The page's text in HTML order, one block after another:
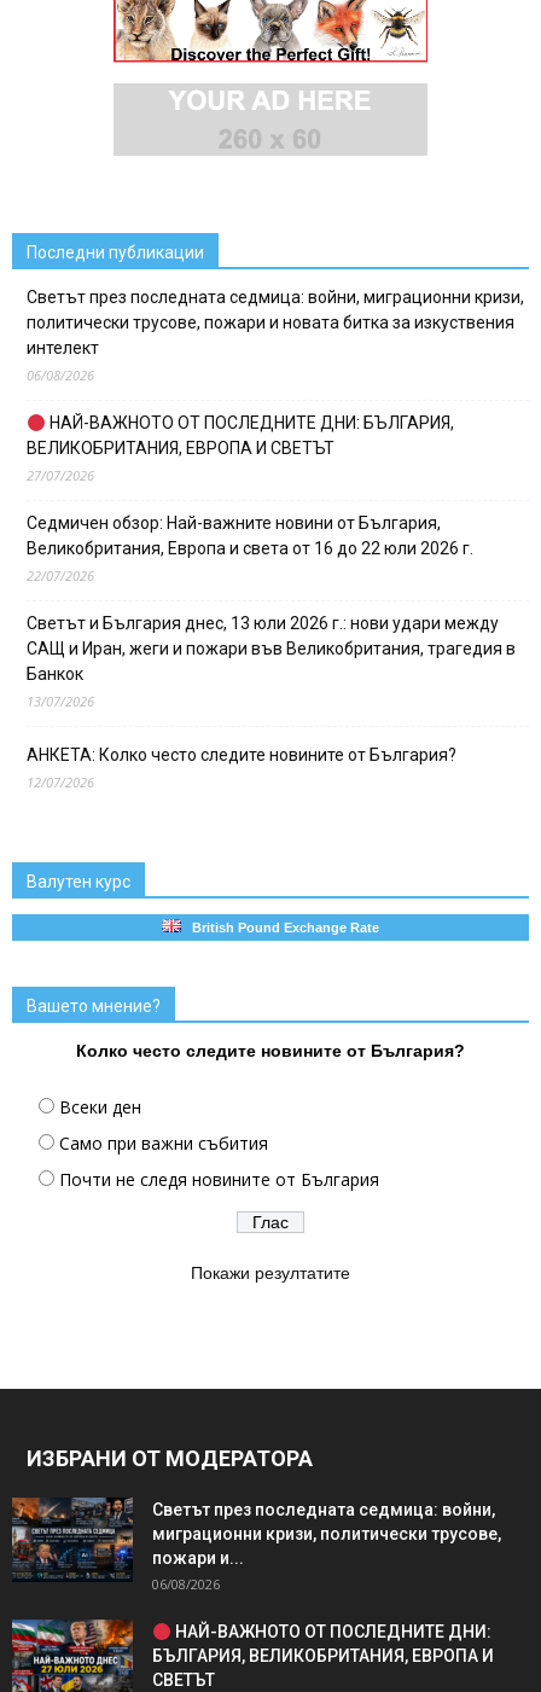
Последни публикации
Светът през последната седмица: войни, миграционни кризи,
политически трусове, пожари и новата битка за изкуствения
интелект
06/08/2026
НАЙ-ВАЖНОТО ОТ ПОСЛЕДНИТЕ ДНИ: БЪЛГАРИЯ,
ВЕЛИКОБРИТАНИЯ, ЕВРОПА И СВЕТЪТ
27/07/2026
Седмичен обзор: Най-важните новини от България,
Великобритания, Европа и света от 16 до 22 юли 2026 г.
22/07/2026
Светът и България днес, 13 юли 2026 г.: нови удари между
САЩ и Иран, жеги и пожари във Великобритания, трагедия в
Банкок
13/07/2026
АНКЕТА: Колко често следите новините от България?
12/07/2026
Валутен курс
British Pound Exchange Rate
Вашето мнение?
Колко често следите новините от България?
Всеки ден
Само при важни събития
Почти не следя новините от България
Покажи резултатите
ИЗБРАНИ ОТ МОДЕРАТОРА
Светът през последната седмица: войни,
миграционни кризи, политически трусове,
пожари и...
06/08/2026
НАЙ-ВАЖНОТО ОТ ПОСЛЕДНИТЕ ДНИ:
БЪЛГАРИЯ, ВЕЛИКОБРИТАНИЯ, ЕВРОПА И
СВЕТЪТ